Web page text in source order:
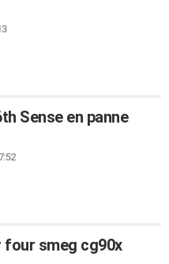
Sense en panne
smeg cg90x